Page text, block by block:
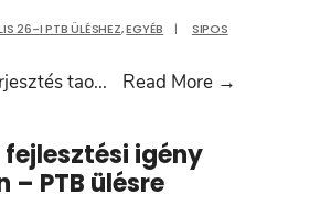
és
26-I PTB ÜLÉSHEZ,EGYÉB |
SIPOS
tao... Read More →
igény
– PTB ülésre